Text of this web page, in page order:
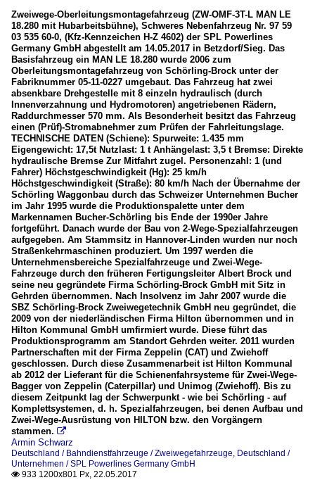
Zweiwege-Oberleitungsmontagefahrzeug (ZW-OMF-3T-L MAN LE
18.280 mit Hubarbeitsbühne), Schweres Nebenfahrzeug Nr. 97 59
03 535 60-0, (Kfz-Kennzeichen H-Z 4602) der SPL Powerlines
Germany GmbH abgestellt am 14.05.2017 in Betzdorf/Sieg. Das
Basisfahrzeug ein MAN LE 18.280 wurde 2006 zum
Oberleitungsmontagefahrzeug von Schörling-Brock unter der
Fabriknummer 05-11-0227 umgebaut. Das Fahrzeug hat zwei
absenkbare Drehgestelle mit 8 einzeln hydraulisch (durch
Innenverzahnung und Hydromotoren) angetriebenen Rädern,
Raddurchmesser 570 mm. Als Besonderheit besitzt das Fahrzeug
einen (Prüf)-Stromabnehmer zum Prüfen der Fahrleitungslage.
TECHNISCHE DATEN (Schiene): Spurweite: 1.435 mm
Eigengewicht: 17,5t Nutzlast: 1 t Anhängelast: 3,5 t Bremse: Direkte
hydraulische Bremse Zur Mitfahrt zugel. Personenzahl: 1 (und
Fahrer) Höchstgeschwindigkeit (Hg): 25 km/h
Höchstgeschwindigkeit (Straße): 80 km/h Nach der Übernahme der
Schörling Waggonbau durch das Schweizer Unternehmen Bucher
im Jahr 1995 wurde die Produktionspalette unter dem
Markennamen Bucher-Schörling bis Ende der 1990er Jahre
fortgeführt. Danach wurde der Bau von 2-Wege-Spezialfahrzeugen
aufgegeben. Am Stammsitz in Hannover-Linden wurden nur noch
Straßenkehrmaschinen produziert. Um 1997 werden die
Unternehmensbereiche Spezialfahrzeuge und Zwei-Wege-
Fahrzeuge durch den früheren Fertigungsleiter Albert Brock und
seine neu gegründete Firma Schörling-Brock GmbH mit Sitz in
Gehrden übernommen. Nach Insolvenz im Jahr 2007 wurde die
SBZ Schörling-Brock Zweiwegetechnik GmbH neu gegründet, die
2009 von der niederländischen Firma Hilton übernommen und in
Hilton Kommunal GmbH umfirmiert wurde. Diese führt das
Produktionsprogramm am Standort Gehrden weiter. 2011 wurden
Partnerschaften mit der Firma Zeppelin (CAT) und Zwiehoff
geschlossen. Durch diese Zusammenarbeit ist Hilton Kommunal
ab 2012 der Lieferant für die Schienenfahrsysteme für Zwei-Wege-
Bagger von Zeppelin (Caterpillar) und Unimog (Zwiehoff). Bis zu
diesem Zeitpunkt lag der Schwerpunkt - wie bei Schörling - auf
Komplettsystemen, d. h. Spezialfahrzeugen, bei denen Aufbau und
Zwei-Wege-Ausrüstung von HILTON bzw. den Vorgängern
stammen. 
Armin Schwarz
Deutschland / Bahndienstfahrzeuge / Zweiwegefahrzeuge, Deutschland /
Unternehmen / SPL Powerlines Germany GmbH
 933 1200x801 Px, 22.05.2017